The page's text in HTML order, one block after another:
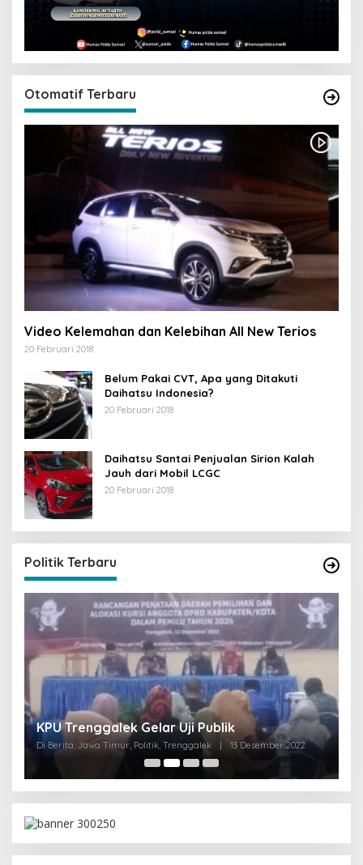
Otomatif Terbaru
Video Kelemahan dan Kelebihan All New Terios
20 Februari 2018
Belum Pakai CVT, Apa yang Ditakuti
Daihatsu Indonesia?
20 Februari 2018
Daihatsu Santai Penjualan Sirion Kalah
Jauh dari Mobil LCGC
20 Februari 2018
Politik Terbaru
KPU Trenggalek Gelar Uji Publik
Di Berita, Jawa Timur, Politik, Trenggalek 13 Desember 2022